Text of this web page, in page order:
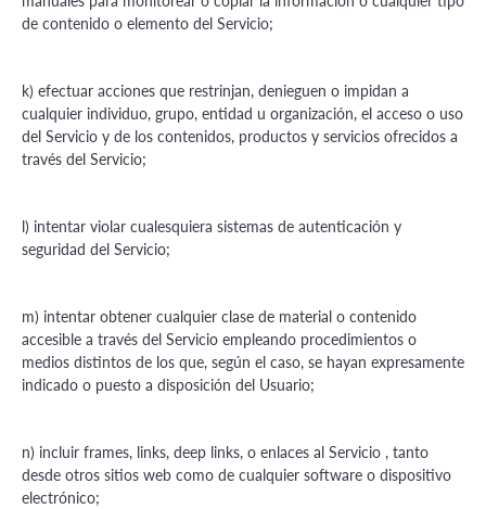
de contenido o elemento del Servicio;
k) efectuar acciones que restrinjan, denieguen o impidan a
cualquier individuo, grupo, entidad u organización, el acceso o uso
del Servicio y de los contenidos, productos y servicios ofrecidos a
través del Servicio;
l) intentar violar cualesquiera sistemas de autenticación y
seguridad del Servicio;
m) intentar obtener cualquier clase de material o contenido
accesible a través del Servicio empleando procedimientos o
medios distintos de los que, según el caso, se hayan expresamente
indicado o puesto a disposición del Usuario;
n) incluir frames, links, deep links, o enlaces al Servicio , tanto
desde otros sitios web como de cualquier software o dispositivo
electrónico;